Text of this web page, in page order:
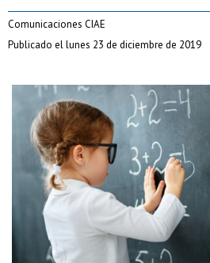
Comunicaciones CIAE
Publicado el lunes 23 de diciembre de 2019